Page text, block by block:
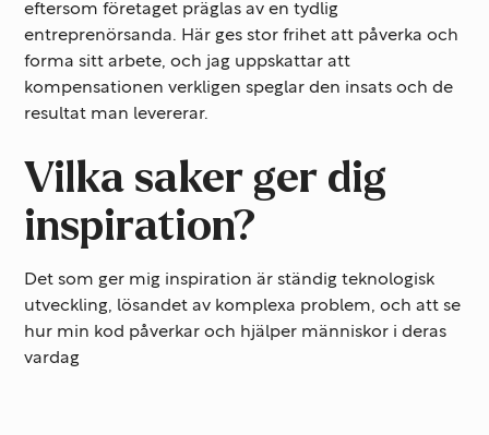
eftersom företaget präglas av en tydlig
entreprenörsanda. Här ges stor frihet att påverka och
forma sitt arbete, och jag uppskattar att
kompensationen verkligen speglar den insats och de
resultat man levererar.
Vilka saker ger dig
inspiration?
Det som ger mig inspiration är ständig teknologisk
utveckling, lösandet av komplexa problem, och att se
hur min kod påverkar och hjälper människor i deras
vardag